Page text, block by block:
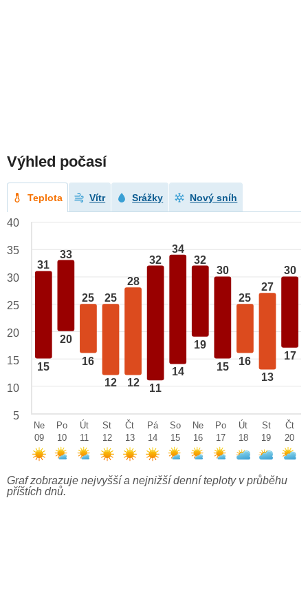
Výhled počasí
Teplota Vítr Srážky Nový sníh
31
15
33
20
25
16
25
12
28
12
32
11
34
14
32
19
30
15
25
16
27
13
30
17
40
35
30
25
20
15
10
5
Ne
09
Po
10
Út
11
St
12
Čt
13
Pá
14
So
15
Ne
16
Po
17
Út
18
St
19
Čt
20
Graf zobrazuje nejvyšší a nejnižší denní teploty v průběhu
příštích dnů.